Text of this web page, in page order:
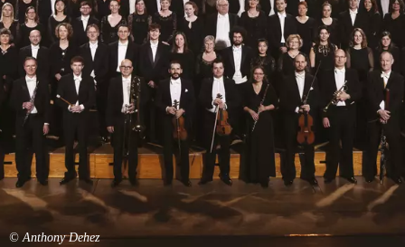
© Anthony Dehez